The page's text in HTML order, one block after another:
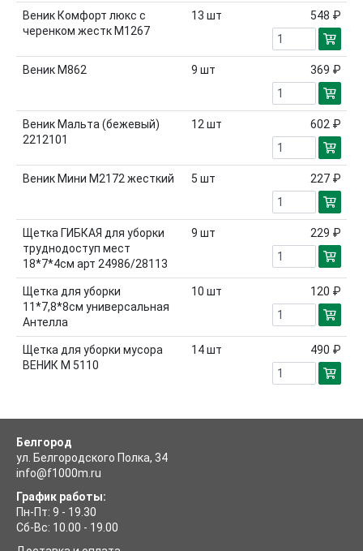
Веник Комфорт люкс с
черенком жестк М1267
13 шт 548 ₽
Веник М862 9 шт 369 ₽
Веник Мальта (бежевый)
2212101
12шт 602 ₽
Веник Мини М2172 жесткий 5 шт 227 ₽
Щетка ГИБКАЯ для уборки
труднодоступ мест
18*7*4см арт 24986/28113
9 шт 229 ₽
Щетка для уборки
11*7,8*8см универсальная
Антелла
10 шт 120 ₽
Щетка для уборки мусора
ВЕНИК М 5110
14шт 490 ₽
Белгород
ул. Белгородского Полка, 34
info@f1000m.ru
График работы:
Пн-Пт: 9 - 19.30
Сб-Вс: 10.00 - 19.00